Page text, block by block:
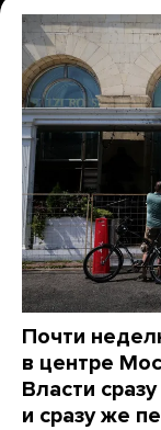
Почти
в центре
Власти
и сразу же